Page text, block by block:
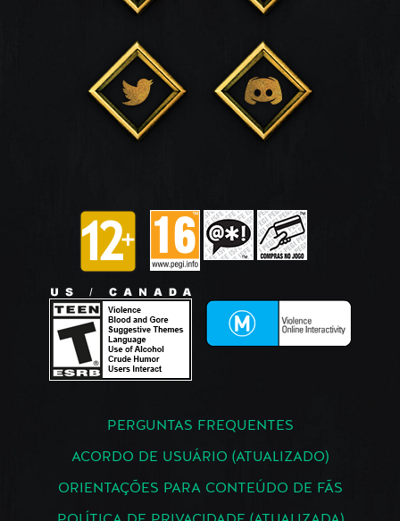
PERGUNTAS FREQUENTES
ACORDO DE USUÁRIO (ATUALIZADO)
ORIENTAÇÕES PARA CONTEÚDO DE FÃS